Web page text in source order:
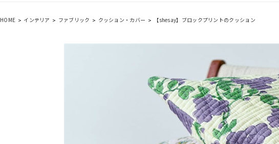
HOME インテリア ファブリック クッション・カバー 【shesay】ブロックプリントのクッション